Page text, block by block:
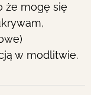
że mogę się
w modlitwie.